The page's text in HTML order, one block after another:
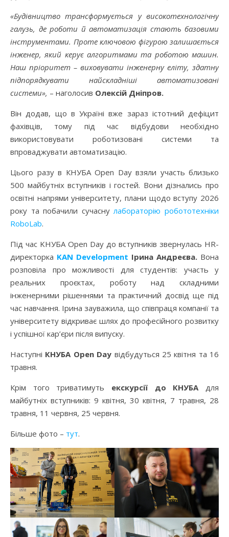
«Будівництво трансформується у високотехнологічну
галузь, де роботи й автоматизація стають базовими
інструментами. Проте ключовою фігурою залишається
інженер, який керує алгоритмами та роботою машин.
Наш пріоритет – виховувати інженерну еліту, здатну
підпорядкувати найскладніші автоматизовані
системи», – наголосив Олексій Дніпров.
Він додав, що в Україні вже зараз істотний дефіцит
фахівців, тому під час відбудови необхідно
використовувати роботизовані системи та
впроваджувати автоматизацію.
Цього разу в КНУБА Open Day взяли участь близько
500 майбутніх вступників і гостей. Вони дізнались про
освітні напрями університету, плани щодо вступу 2026
року та побачили сучаснулабораторію робототехніки
RoboLab.
Під час KНУБА Open Day до вступників звернулась HR-
директорка KAN Development Ірина Андреєва. Вона
розповіла про можливості для студентів: участь у
реальних проєктах, роботу над складними
інженерними рішеннями та практичний досвід ще під
час навчання. Ірина зауважила, що співпраця компанії та
університету відкриває шлях до професійного розвитку
і успішної кар’єри після випуску.
Наступні КНУБА Open Day відбудуться 25 квітня та 16
травня.
Крім того триватимуть екскурсії до КНУБА для
майбутніх вступників: 9 квітня, 30 квітня, 7 травня, 28
травня, 11 червня, 25 червня.
Більше фото – тут.